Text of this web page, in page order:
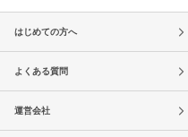
はじめての方へ
よくある質問
運営会社